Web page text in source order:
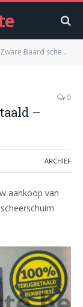
100% terugbetaald – 28/05/2017
–
0
ARCHIEF
aankoop van